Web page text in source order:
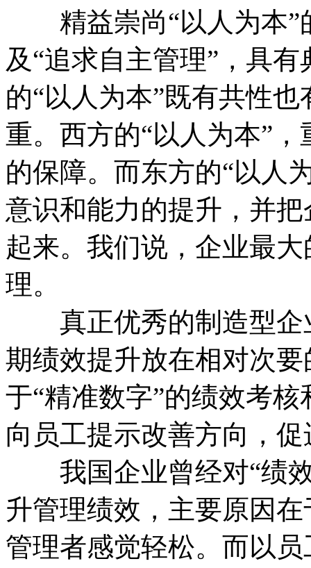
精益崇尚“以人为本”
及“追求自主管理”，具
的“以人为本”既有共性
重。西方的“以人为本”
的保障。而东方的“以人
意识和能力的提升，并
起来。我们说，企业最
理。
真正优秀的制造型企
期绩效提升放在相对次
于“精准数字”的绩效考
向员工提示改善方向，
我国企业曾经对“绩效
升管理绩效，主要原因
管理者感觉轻松。而以